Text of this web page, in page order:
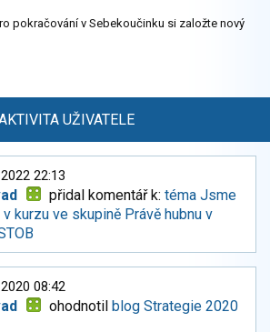
pokračování v Sebekoučinku si založte nový
UŽIVATELE
22:13
přidal komentář k:téma Jsme
kurzu ve skupině Právě hubnu v
08:42
ohodnotil blog Strategie 2020